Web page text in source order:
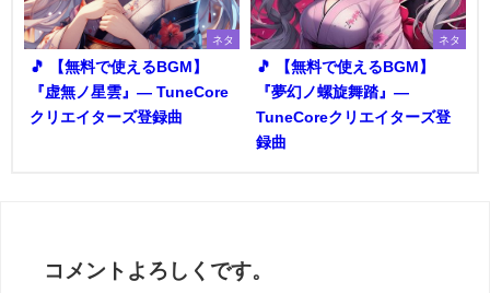
ネタ
🎵 【無料で使えるBGM】
『虚無ノ星雲』― TuneCore
クリエイターズ登録曲
ネタ
🎵 【無料で使えるBGM】
『夢幻ノ螺旋舞踏』―
TuneCoreクリエイターズ登
録曲
コメントよろしくです。